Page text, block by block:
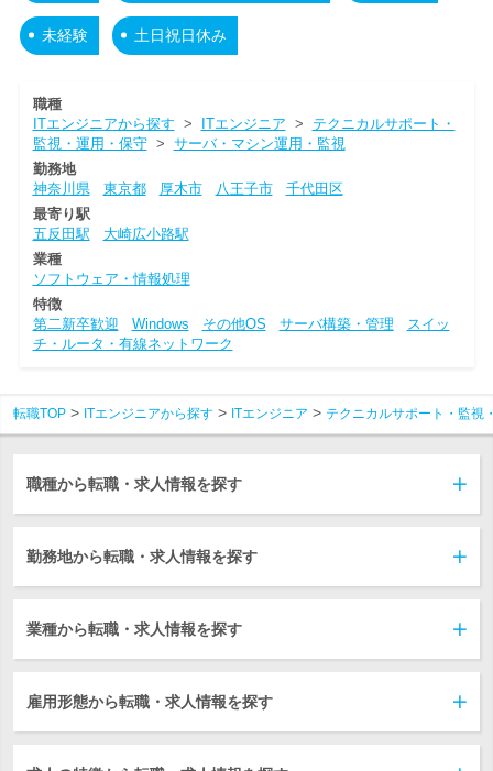
未経験 土日祝日休み
職種
ITエンジニアから探す > ITエンジニア > テクニカルサポート・
監視・運用・保守> サーバ・マシン運用・監視
勤務地
神奈川県
東京都 厚木市 八王子市
千代田区
最寄り駅
五反田駅
大崎広小路駅
業種
ソフトウェア・情報処理
特徴
第二新卒歓迎
Windows その他OS サーバ構築・管理
スイッ
チ・ルータ・有線ネットワーク
転職TOP ITエンジニアから探す ITエンジニア テクニカルサポート・監視
職種から転職・求人情報を探す
勤務地から転職・求人情報を探す
業種から転職・求人情報を探す
雇用形態から転職・求人情報を探す